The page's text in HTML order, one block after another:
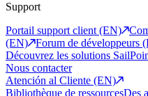
Support
Portail support client (EN)
(EN)
Forum de développeurs
Découvrez les solutions
Nous contacter
Atención al Cliente (EN)
Bibliothèque de ressourcesDes